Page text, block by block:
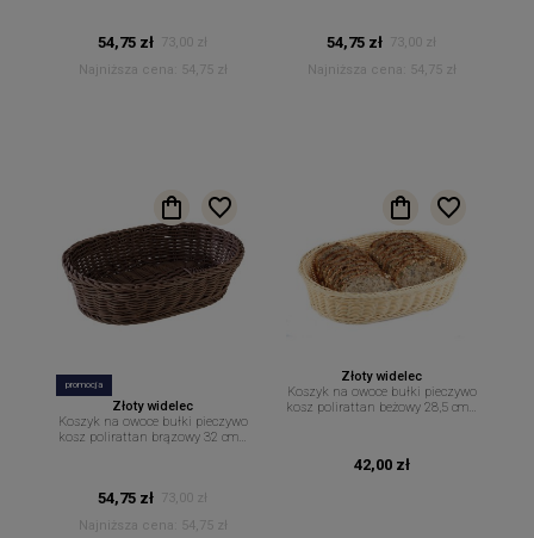
54,75 zł
73,00 zł
Najniższa cena:
54,75 zł
54,75 zł
73,00 zł
Najniższa cena:
54,75 zł
promocja
Złoty widelec
Koszyk na owoce bułki pieczywo
kosz polirattan brązowy 32 cm x
54,75 zł
73,00 zł
Najniższa cena:
54,75 zł
Złoty widelec
Koszyk na owoce bułki pieczywo
kosz polirattan beżowy 28,5 cm x
42,00 zł